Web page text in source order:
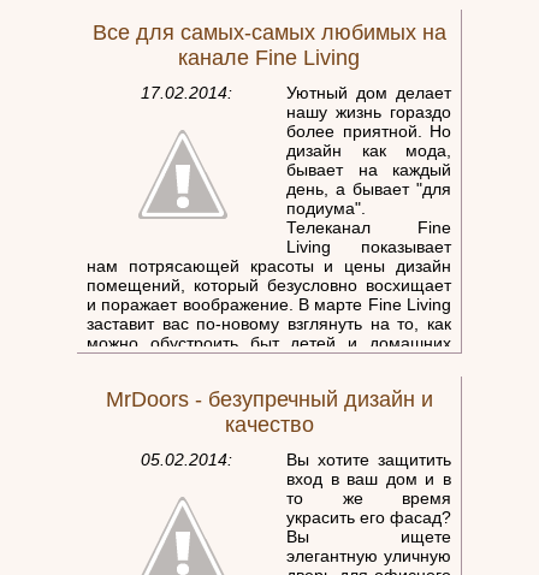
аккуратных клумб может поднять настроение
Все для самых-самых любимых на
канале Fine Living
17.02.2014:
Уютный дом делает
нашу жизнь гораздо
более приятной. Но
дизайн как мода,
бывает на каждый
день, а бывает "для
подиума".
Телеканал Fine
Living показывает
нам потрясающей красоты и цены дизайн
помещений, который безусловно восхищает
и поражает воображение. В марте Fine Living
заставит вас по-новому взглянуть на то, как
можно обустроить быт детей и домашних
взглянуть на домашние бассейны.
MrDoors - безупречный дизайн и
качество
05.02.2014:
Вы хотите защитить
вход в ваш дом и в
то же время
украсить его фасад?
Вы ищете
элегантную уличную